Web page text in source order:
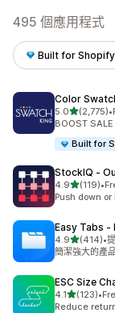
495 個應用程式
Built for Shopify
Color
5.0滿分 5 顆星
(2,775)
共有 2775 則 •
BOOST
Built for
StockIQ ‑
4.9滿分 5 顆星
(119)
共有 119 則評
•
Push down
Easy Tabs
4.9滿分 5 顆星
(414)
共有 414 則評
•
簡潔強大的產
ESC Size
4.1滿分 5 顆星
(123)
共有 123 則評
•
Reduce